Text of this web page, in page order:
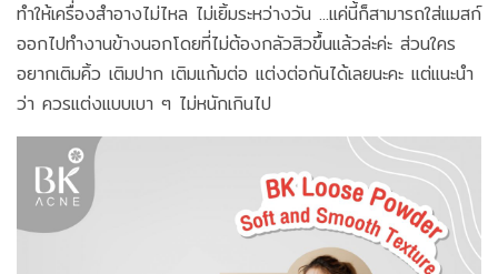
ทำให้เครื่องสำอางไม่ไหล ไม่เยิ้มระหว่างวัน ...แค่นี้ก็สามารถใส่แมสก์
ออกไปทำงานข้างนอกโดยที่ไม่ต้องกลัวสิวขึ้นแล้วล่ะค่ะ ส่วนใคร
อยากเติมคิ้ว เติมปาก เติมแก้มต่อ แต่งต่อกันได้เลยนะคะ แต่แนะนำ
ว่า ควรแต่งแบบเบา ๆ ไม่หนักเกินไป